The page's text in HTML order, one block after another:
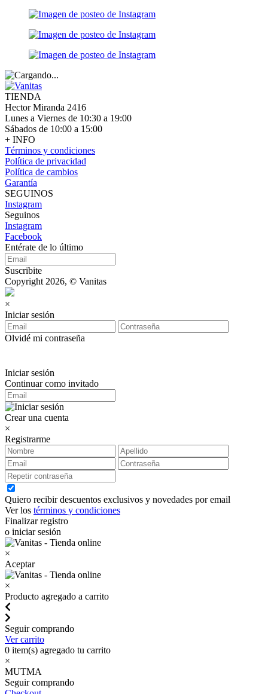
TIENDA
Hector Miranda 2416
Lunes a Viernes de 10:30 a 19:00
Sábados de 10:00 a 15:00
+ INFO
Términos y condiciones
Política de privacidad
Política de cambios
Garantía
SEGUINOS
Instagram
Seguinos
Instagram
Facebook
Entérate de lo último
Suscribite
Copyright 2026, © Vanitas
×
Iniciar sesión
Olvidé mi contraseña
Iniciar sesión
Continuar como invitado
Crear una cuenta
×
Registrarme
Quiero recibir descuentos exclusivos y novedades por email
Ver los términos y condiciones
Finalizar registro
o iniciar sesión
×
Aceptar
×
Producto agregado a carrito
Seguir comprando
Ver carrito
0 item(s) agregado tu carrito
×
MUTMA
Seguir comprando